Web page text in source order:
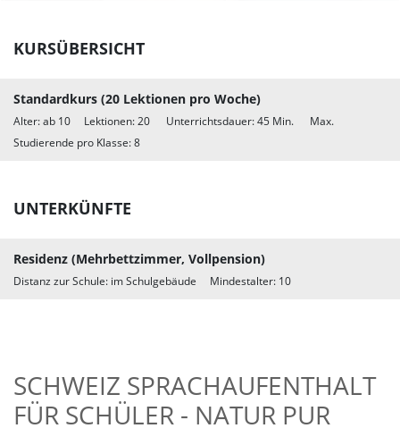
KURSÜBERSICHT
Standardkurs (20 Lektionen pro Woche)
Alter: ab 10 Lektionen: 20 Unterrichtsdauer: 45 Min. Max.
Studierende pro Klasse: 8
UNTERKÜNFTE
Residenz (Mehrbettzimmer, Vollpension)
Distanz zur Schule: im Schulgebäude Mindestalter: 10
SCHWEIZ SPRACHAUFENTHALT
FÜR SCHÜLER - NATUR PUR